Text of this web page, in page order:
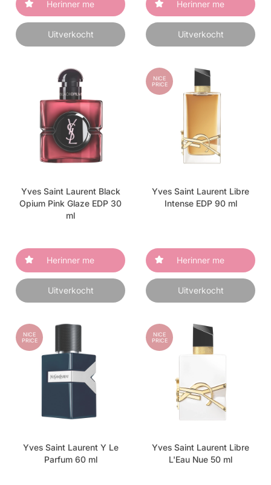
Herinner me
Uitverkocht
Herinner me
Uitverkocht
Yves Saint Laurent Black
Opium Pink Glaze EDP 30
ml
Herinner me
Uitverkocht
NICE
PRICE
Yves Saint Laurent Libre
Intense EDP 90 ml
Herinner me
Uitverkocht
NICE
PRICE
Yves Saint Laurent Y Le
Parfum 60 ml
NICE
PRICE
Yves Saint Laurent Libre
L'Eau Nue 50 ml